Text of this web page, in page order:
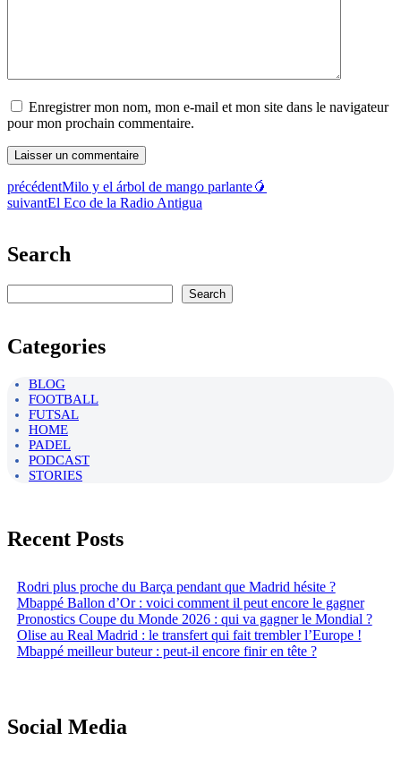
Enregistrer mon nom, mon e-mail et mon site dans le navigateur
pour mon prochain commentaire.
précédentMilo y el árbol de mango parlante🥭
suivantEl Eco de la Radio Antigua
Search
Search
Categories
BLOG
FOOTBALL
FUTSAL
HOME
PADEL
PODCAST
STORIES
Recent Posts
Rodri plus proche du Barça pendant que Madrid hésite ?
Mbappé Ballon d’Or : voici comment il peut encore le gagner
Pronostics Coupe du Monde 2026 : qui va gagner le Mondial ?
Olise au Real Madrid : le transfert qui fait trembler l’Europe !
Mbappé meilleur buteur : peut-il encore finir en tête ?
Social Media